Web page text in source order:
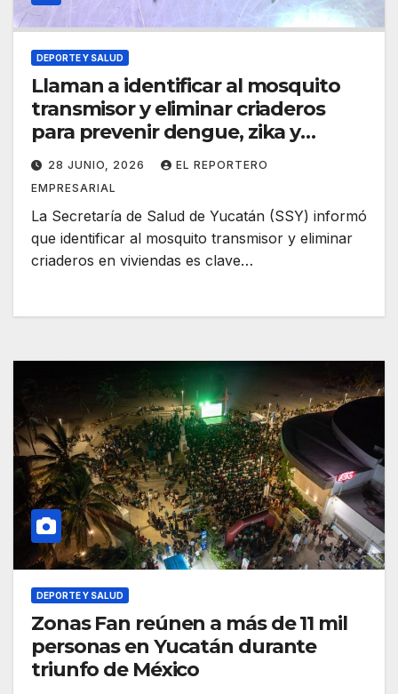
DEPORTE Y SALUD
Llaman a identificar al mosquito
transmisor y eliminar criaderos
para prevenir dengue, zika y
chikungunya
28 JUNIO, 2026
EL REPORTERO
EMPRESARIAL
La Secretaría de Salud de Yucatán (SSY) informó
que identificar al mosquito transmisor y eliminar
criaderos en viviendas es clave…
DEPORTE Y SALUD
Zonas Fan reúnen a más de 11 mil
personas en Yucatán durante
triunfo de México